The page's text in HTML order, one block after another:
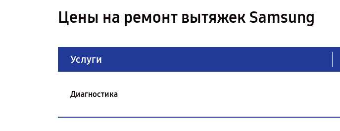
Цены на ремонт вытяжек Samsung
Услуги
Диагностика